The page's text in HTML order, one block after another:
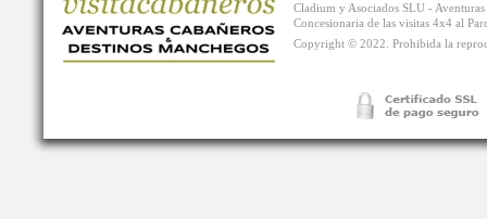
Cladium y Asociados SLU -
Concesionaria de las visitas 4x4 al
Copyright © 2022. Prohibida la